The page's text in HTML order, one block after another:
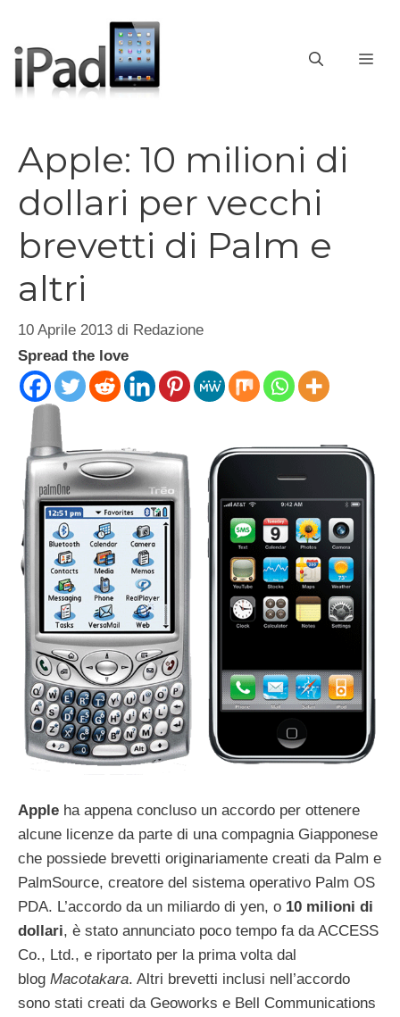
contenuto
Apple: 10 milioni di
dollari per vecchi
brevetti di Palm e
altri
10 Aprile 2013 di Redazione
Spread the love
Apple ha appena concluso un accordo per ottenere
alcune licenze da parte di una compagnia Giapponese
che possiede brevetti originariamente creati da Palm e
PalmSource, creatore del sistema operativo Palm OS
PDA. L’accordo da un miliardo di yen, o 10 milioni di
dollari, è stato annunciato poco tempo fa da ACCESS
Co., Ltd., e riportato per la prima volta dal
blog Macotakara. Altri brevetti inclusi nell’accordo
sono stati creati da Geoworks e Bell Communications